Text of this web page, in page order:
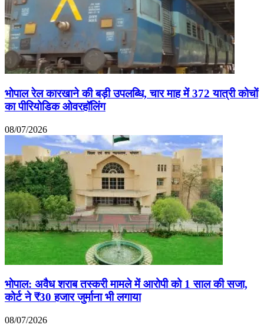
भोपाल रेल कारखाने की बड़ी उपलब्धि, चार माह में 372 यात्री कोचों
का पीरियोडिक ओवरहॉलिंग
08/07/2026
भोपाल: अवैध शराब तस्करी मामले में आरोपी को 1 साल की सजा,
कोर्ट ने ₹30 हजार जुर्माना भी लगाया
08/07/2026